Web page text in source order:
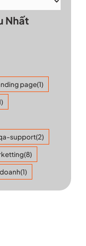
Nhất
page(1)
support(2)
(8)
(1)